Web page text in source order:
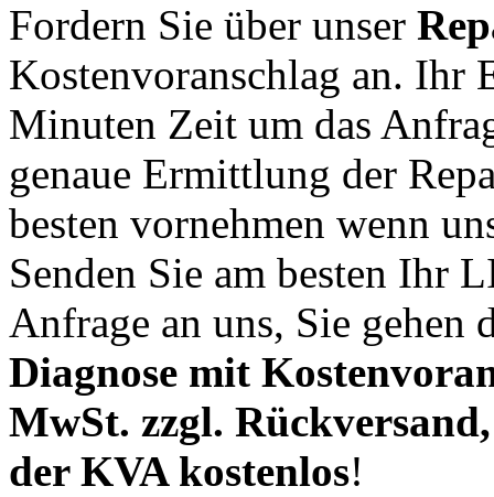
Fordern Sie über unser
Kostenvoranschlag an. Ihr
Minuten Zeit um das
genaue Ermittlung der
besten vornehmen wenn
Senden Sie am besten Ihr
Anfrage an uns, Sie
Diagnose mit
MwSt. zzgl.
der KVA kostenlos!